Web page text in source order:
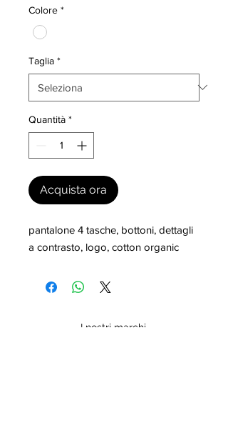
Colore *
Taglia *
Quantità *
Acquista ora
pantalone 4 tasche, bottoni, dettagli
a contrasto, logo, cotton organic
I nostri marchi